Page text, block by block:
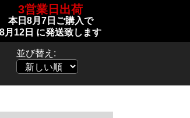
3営業日出荷
本日 8月7日 ご購入で
8月12日 に発送致します
並び替え: